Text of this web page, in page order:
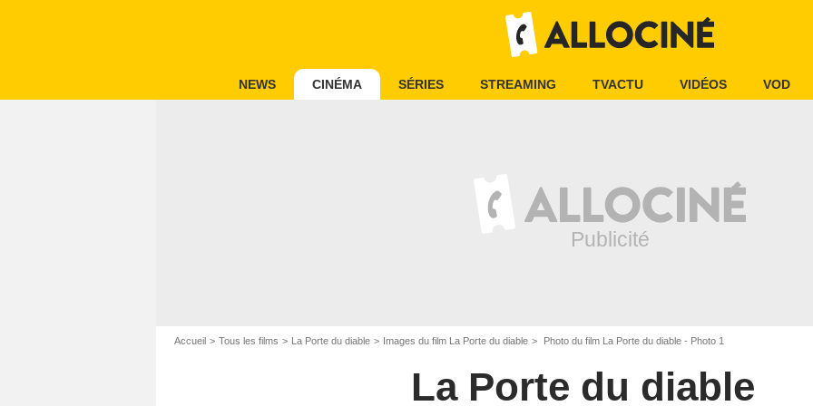
NEWS CINÉMA SÉRIES STREAMING TVACTU VIDÉOS VOD
Accueil Tous les films La Porte du diable Images du film La Porte du diable Photo du film La Porte du diable - Photo 1
La Porte du diable